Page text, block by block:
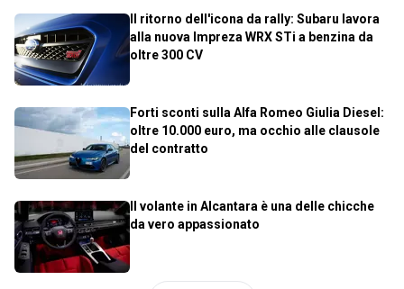
Il ritorno dell'icona da rally: Subaru lavora
alla nuova Impreza WRX STi a benzina da
oltre 300 CV
Forti sconti sulla Alfa Romeo Giulia Diesel:
oltre 10.000 euro, ma occhio alle clausole
del contratto
Il volante in Alcantara è una delle chicche
da vero appassionato